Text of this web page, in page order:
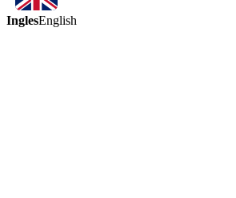
InglesEnglish